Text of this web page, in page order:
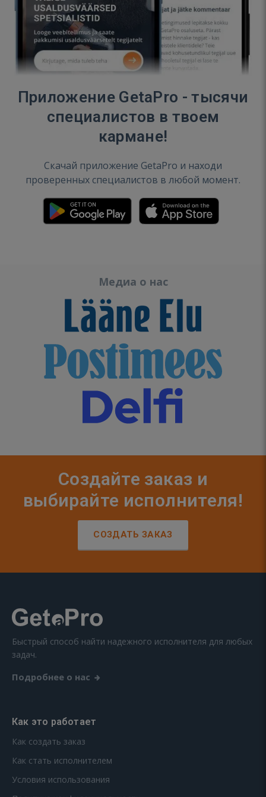
Приложение GetaPro - тысячи
специалистов в твоем
кармане!
Скачай приложение GetaPro и находи
проверенных специалистов в любой момент.
Медиа о нас
Создайте заказ и
выбирайте исполнителя!
СОЗДАТЬ ЗАКАЗ
Быстрый способ найти надежного исполнителя для любых
задач.
Подробнее о нас
Как это работает
Как создать заказ
Как стать исполнителем
Условия использования